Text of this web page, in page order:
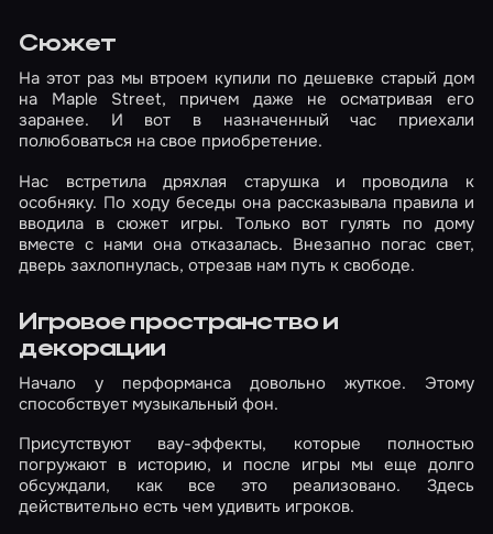
Сюжет
На этот раз мы втроем купили по дешевке старый дом
на Maple Street, причем даже не осматривая его
заранее. И вот в назначенный час приехали
полюбоваться на свое приобретение.
Нас встретила дряхлая старушка и проводила к
особняку. По ходу беседы она рассказывала правила и
вводила в сюжет игры. Только вот гулять по дому
вместе с нами она отказалась. Внезапно погас свет,
дверь захлопнулась, отрезав нам путь к свободе.
Игровое пространство и
декорации
Начало у перформанса довольно жуткое. Этому
способствует музыкальный фон.
Присутствуют вау-эффекты, которые полностью
погружают в историю, и после игры мы еще долго
обсуждали, как все это реализовано. Здесь
действительно есть чем удивить игроков.